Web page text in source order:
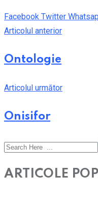
Facebook Twitter
Articolul anterior
Ontologie
Articolul următor
Onisifor
ARTICOLE